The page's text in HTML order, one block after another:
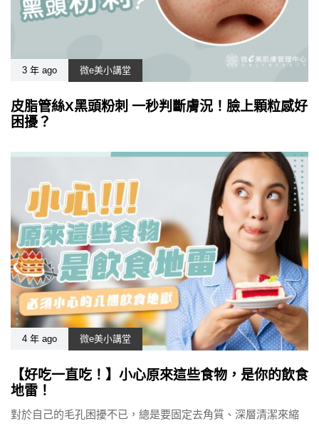
3 年 ago 微e美小講堂
皮脂管絲X黑頭粉刺 一秒判斷膚況！臉上顆粒感好
困擾？
4 年 ago 微e美小講堂
【好吃一直吃！】小心原來這些食物，是你的飲食
地雷！
對於自己的毛孔困擾不已，總是要固定去角質、深層清潔來縮